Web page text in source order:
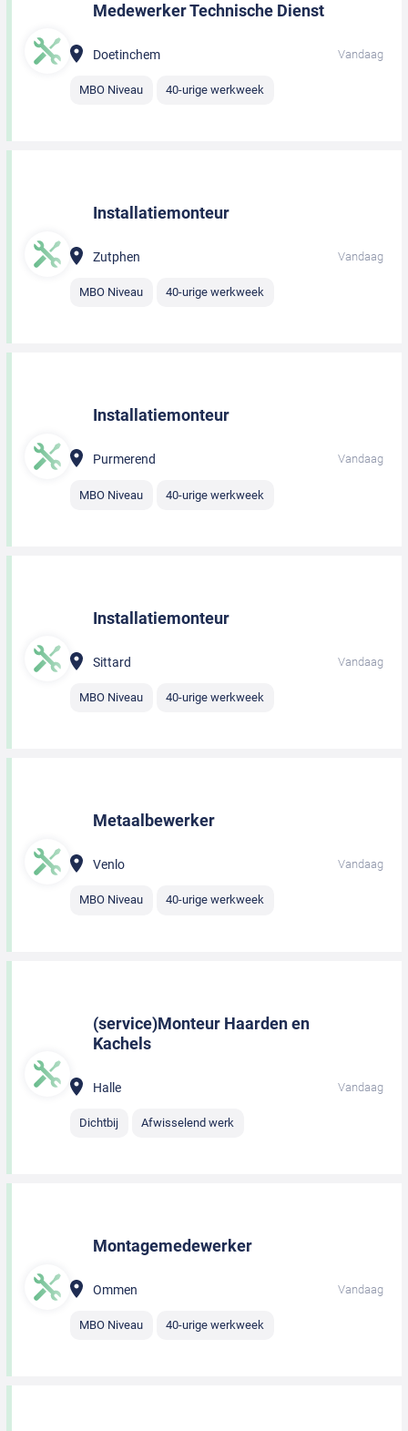
Medewerker Technische Dienst
Doetinchem Vandaag
MBO Niveau 40-urige werkweek
Installatiemonteur
Zutphen Vandaag
MBO Niveau 40-urige werkweek
Installatiemonteur
Purmerend Vandaag
MBO Niveau 40-urige werkweek
Installatiemonteur
Sittard Vandaag
MBO Niveau 40-urige werkweek
Metaalbewerker
Venlo Vandaag
MBO Niveau 40-urige werkweek
(service)Monteur Haarden en
Kachels
Halle Vandaag
Dichtbij Afwisselend werk
Montagemedewerker
Ommen Vandaag
MBO Niveau 40-urige werkweek